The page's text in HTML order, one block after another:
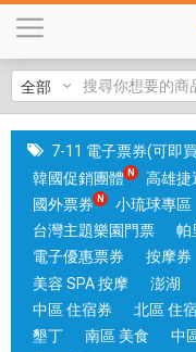
7-11 電子票券(可即
韓國促銷團體
高雄捷
國外票券
小琉球專區
台灣主題樂園門票
帕
電子優惠票券
按摩券
美容 SPA 按摩
澎湖
中區 住宿券
北區 住
墾丁
南區 美食 中